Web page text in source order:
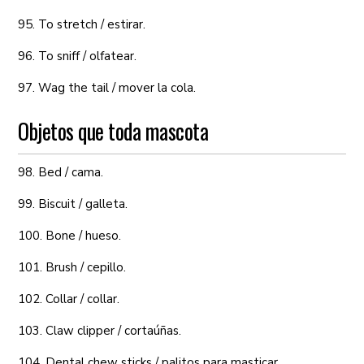
95. To stretch / estirar.
96. To sniff / olfatear.
97. Wag the tail / mover la cola.
Objetos que toda mascota
98. Bed / cama.
99. Biscuit / galleta.
100. Bone / hueso.
101. Brush / cepillo.
102. Collar / collar.
103. Claw clipper / cortaúñas.